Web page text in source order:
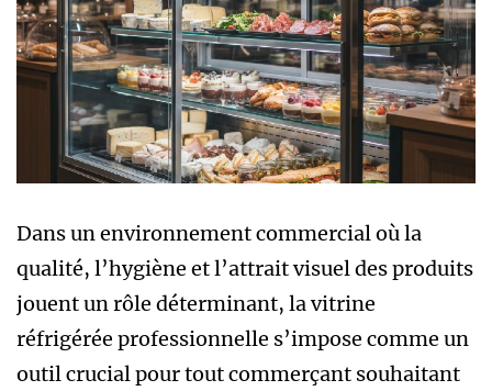
Dans un environnement commercial où la
qualité, l’hygiène et l’attrait visuel des produits
jouent un rôle déterminant, la vitrine
réfrigérée professionnelle s’impose comme un
outil crucial pour tout commerçant souhaitant